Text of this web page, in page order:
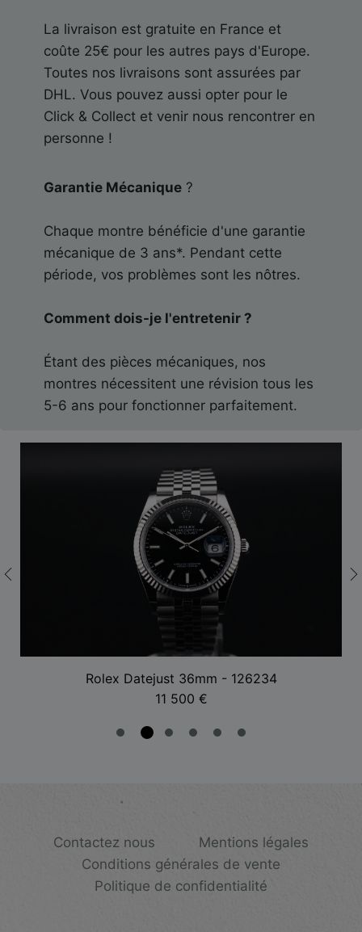
La livraison est gratuite en France et
coûte 25€ pour les autres pays d'Europe.
Toutes nos livraisons sont assurées par
DHL. Vous pouvez aussi opter pour le
Click & Collect et venir nous rencontrer en
personne !
Garantie Mécanique ?
Chaque montre bénéficie d'une garantie
mécanique de 3 ans*. Pendant cette
période, vos problèmes sont les nôtres.
Comment dois-je l'entretenir ?
Étant des pièces mécaniques, nos
montres nécessitent une révision tous les
5-6 ans pour fonctionner parfaitement.
Rolex Datejust 36mm - 126234
11 500 €
Contactez nous
Mentions légales
Conditions générales de vente
Politique de confidentialité